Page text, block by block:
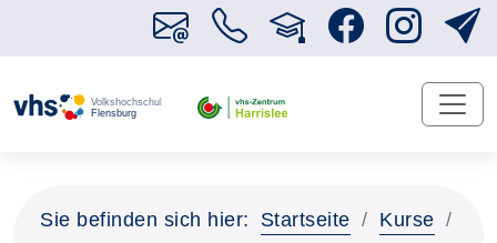
Sie befinden sich hier: Startseite
Kurse